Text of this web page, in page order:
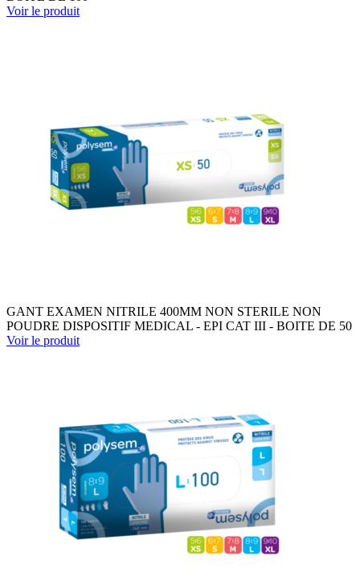
Voir le produit
GANT EXAMEN NITRILE 400MM NON STERILE NON
POUDRE DISPOSITIF MEDICAL - EPI CAT III - BOITE DE 50
Voir le produit